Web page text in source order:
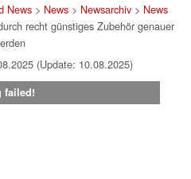
News> News> Newsarchiv> News
recht günstiges Zubehör genauer
(Update: 10.08.2025)
failed!